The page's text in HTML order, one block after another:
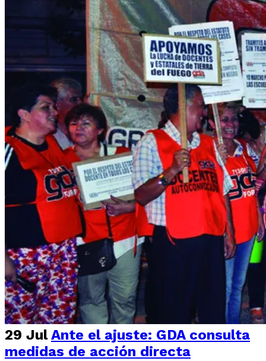
29 Jul Ante el ajuste: GDA consulta
medidas de acción directa